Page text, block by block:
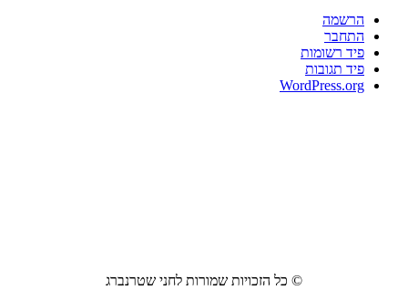
הרשמה
התחבר
פיד רשומות
פיד תגובות
WordPress.org
© כל הזכויות שמורות לחני שטרנברג